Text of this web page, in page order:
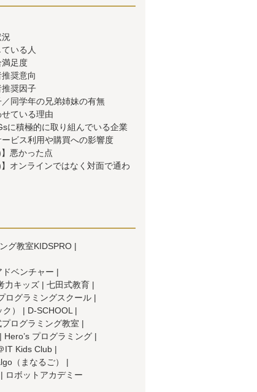
ている人
満足度
推奨意向
推奨因子
／同学年の兄弟姉妹の有無
せている理由
に積極的に取り組んでいる企業
ビス利用や購買への影響度
】悪かった点
】オンラインではなく対面で通わ
グ教室KIDSPRO
ドベンチャー
力キッズ
七田式教育
ログラミングスクール
）
D-SCHOOL
プログラミング教室
Hero’s プログラミング
IT Kids Club
（まなるご）
ロボットアカデミー